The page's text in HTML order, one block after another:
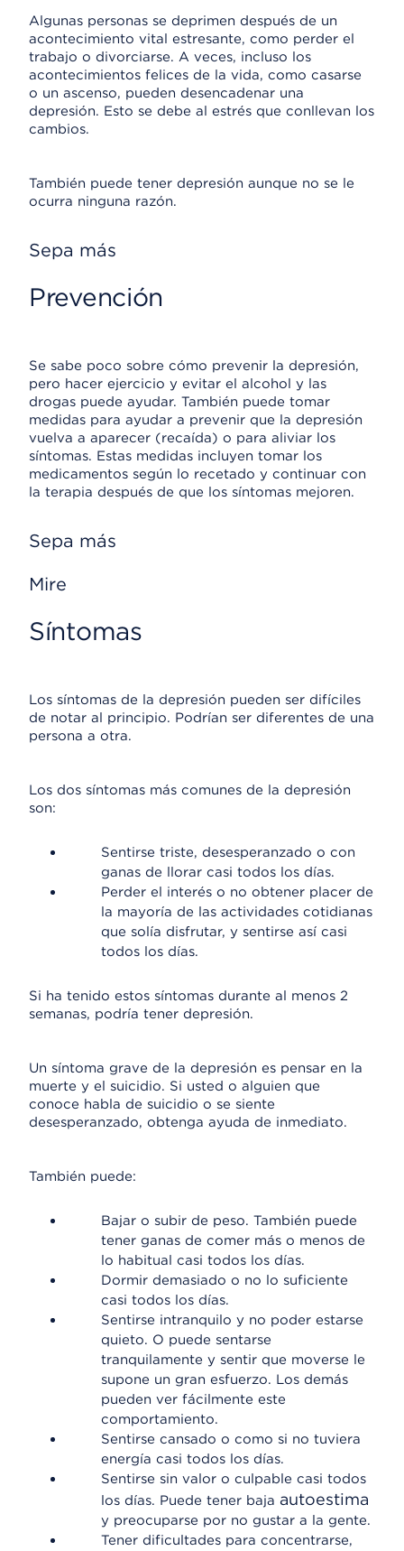
Algunas personas se deprimen después de un
acontecimiento vital estresante, como perder el
trabajo o divorciarse. A veces, incluso los
acontecimientos felices de la vida, como casarse
o un ascenso, pueden desencadenar una
depresión. Esto se debe al estrés que conllevan los
cambios.
También puede tener depresión aunque no se le
ocurra ninguna razón.
Sepa más
Prevención
Se sabe poco sobre cómo prevenir la depresión,
pero hacer ejercicio y evitar el alcohol y las
drogas puede ayudar. También puede tomar
medidas para ayudar a prevenir que la depresión
vuelva a aparecer (recaída) o para aliviar los
síntomas. Estas medidas incluyen tomar los
medicamentos según lo recetado y continuar con
la terapia después de que los síntomas mejoren.
Sepa más
Mire
Síntomas
Los síntomas de la depresión pueden ser difíciles
de notar al principio. Podrían ser diferentes de una
persona a otra.
Los dos síntomas más comunes de la depresión
son:
Sentirse triste, desesperanzado o con
ganas de llorar casi todos los días.
Perder el interés o no obtener placer de
la mayoría de las actividades cotidianas
que solía disfrutar, y sentirse así casi
todos los días.
Si ha tenido estos síntomas durante al menos 2
semanas, podría tener depresión.
Un síntoma grave de la depresión es pensar en la
muerte y el suicidio. Si usted o alguien que
conoce habla de suicidio o se siente
desesperanzado, obtenga ayuda de inmediato.
También puede:
Bajar o subir de peso. También puede
tener ganas de comer más o menos de
lo habitual casi todos los días.
Dormir demasiado o no lo suficiente
casi todos los días.
Sentirse intranquilo y no poder estarse
quieto. O puede sentarse
tranquilamente y sentir que moverse le
supone un gran esfuerzo. Los demás
pueden ver fácilmente este
comportamiento.
Sentirse cansado o como si no tuviera
energía casi todos los días.
Sentirse sin valor o culpable casi todos
los días. Puede tener baja autoestima
y preocuparse por no gustar a la gente.
Tener dificultades para concentrarse,